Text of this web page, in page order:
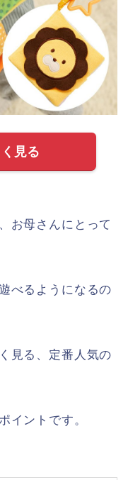
見る
お母さんにとって
べるようになるの
見る、定番人気の
イントです。